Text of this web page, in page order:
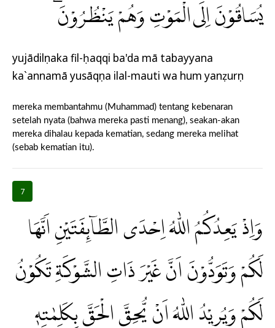
يُسَاقُوْنَ اِلَى الْمَوْتِ وَهُمْ يَنْظُرُوْنَ ۗ
yujādilụnaka fil-ḥaqqi ba'da mā tabayyana
ka`annamā yusāqụna ilal-mauti wa hum yanẓurụn
mereka membantahmu (Muhammad) tentang kebenaran
setelah nyata (bahwa mereka pasti menang), seakan-akan
mereka dihalau kepada kematian, sedang mereka melihat
(sebab kematian itu).
7
وَاِذْ يَعِدُكُمُ اللّٰهُ اِحْدَى الطَّاۤىِٕفَتَيْنِ اَنَّهَا
لَكُمْ وَتَوَدُّوْنَ اَنَّ غَيْرَ ذَاتِ الشَّوْكَةِ تَكُوْنُ
لَكُمْ وَيُرِيْدُ اللّٰهُ اَنْ يُّحِقَّ الْحَقَّ بِكَلِمٰتِهٖ